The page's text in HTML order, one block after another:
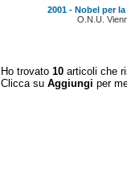
2001 - Nobel per la
O.N.U.
Ho trovato 10 articoli che
Clicca su Aggiungi per